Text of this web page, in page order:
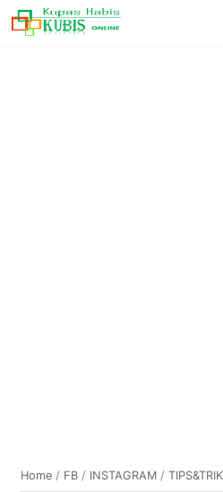
Home / FB / INSTAGRAM /